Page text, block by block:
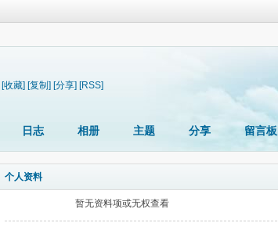
[收藏] [复制] [分享] [RSS]
日志 相册 主题 分享 留言板
个人资料
暂无资料项或无权查看